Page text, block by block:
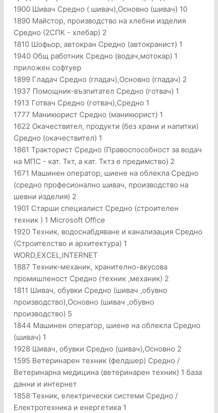
1900 Шивач Средно ( шивач),Основно (шивач) 10
1890 Майстор, производство на хлебни изделия
Средно (2СПК - хлебар) 2
1810 Шофьор, автокран Средно (автокранист) 1
1940 Общ работник Средно (водач,мотокар) 1
приложен софтуер
1899 Гладач Средно (гладач),Основно (гладач) 2
1937 Помощник-възпитател Средно (готвач) 1
1913 Готвач Средно (готвач),Средно 1
1777 Маникюрист Средно (маникюрист) 1
1622 Окачествител, продукти (без храни и напитки)
Средно (окачествител) 1
1861 Тракторист Средно (Правоспособност за водач
на МПС - кат. Ткт, а кат. Тктз е предимство) 2
1671 Машинен оператор, шиене на облекла Средно
(средно професионално шивач, производство на
шевни изделия) 2
1901 Старши специалист Средно (строителен
техник ) 1 Microsoft Office
1920 Техник, водоснабдяване и канализация Средно
(Строителство и архитектура) 1
WORD,EXCEL,INTERNET
1887 Техник-механик, хранително-вкусова
промишленост Средно (техник ,механик) 2
1811 Шивач, обувки Средно (шивач ,обувно
производство),Основно (шивач ,обувно
производство) 5
1844 Машинен оператор, шиене на облекла Средно
(шивач) 1
1928 Шивач, обувки Средно (шивач),Основно 2
1595 Ветеринарен техник (фелдшер) Средно /
Ветеринарна медицина (ветеринарен техник) 1 база
данни и интернет
1858 Техник, електрически системи Средно /
Електротехника и енергетика 1